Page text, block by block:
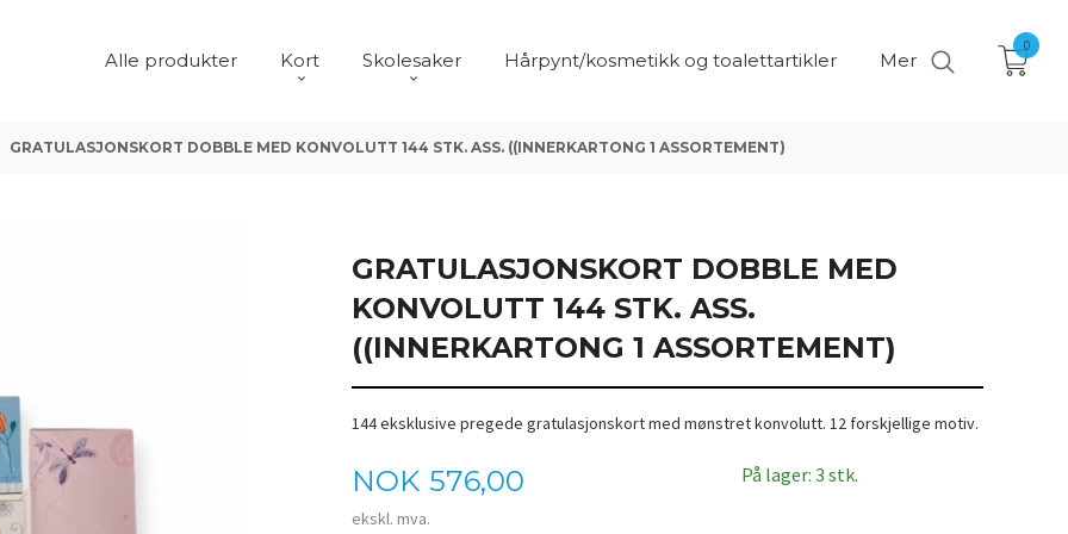
Alle produkter Kort Skolesaker Hårpynt/kosmetikk og toalettartikler Mer
0
GRATULASJONSKORT DOBBLE MED KONVOLUTT 144 STK. ASS. ((INNERKARTONG 1 ASSORTEMENT)
GRATULASJONSKORT DOBBLE MED
KONVOLUTT 144 STK. ASS.
((INNERKARTONG 1 ASSORTEMENT)
144 eksklusive pregede gratulasjonskort med mønstret konvolutt. 12 forskjellige motiv.
Pris
NOK 576,00
ekskl. mva.
På lager: 3 stk.